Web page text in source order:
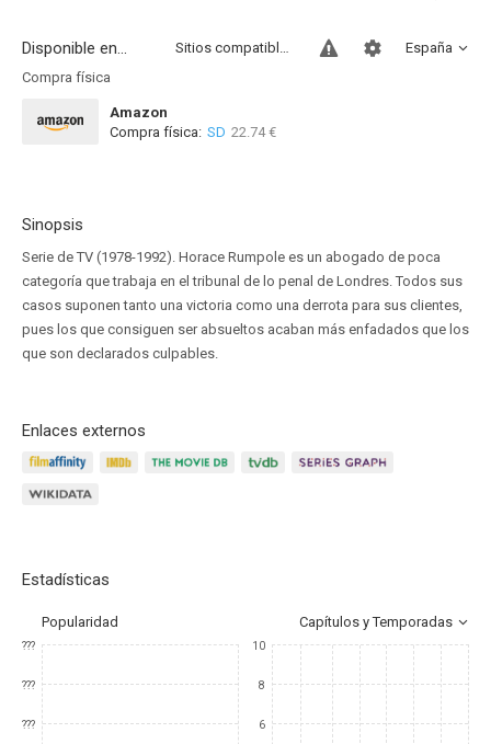
Disponible en... España
Sitios compatibles
Compra física
Amazon
Compra física: SD 22.74 €
Sinopsis
Serie de TV (1978-1992). Horace Rumpole es un abogado de poca
categoría que trabaja en el tribunal de lo penal de Londres. Todos sus
casos suponen tanto una victoria como una derrota para sus clientes,
pues los que consiguen ser absueltos acaban más enfadados que los
que son declarados culpables.
Enlaces externos
Estadísticas
Popularidad Capítulos y Temporadas
???
???
???
10
8
6